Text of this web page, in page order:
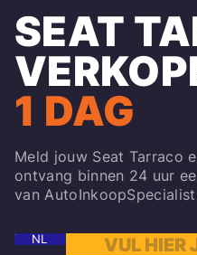
SEAT
1 DAG
Meld jouw Seat Tarraco
ontvang binnen 24 uur
van
NL